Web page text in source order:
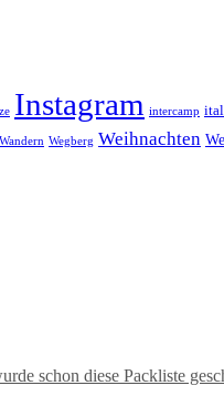
Instagram intercamp
Wandern Wegberg Weihnachten
schon diese Packliste